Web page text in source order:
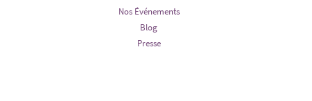
Nos Événements
Blog
Presse